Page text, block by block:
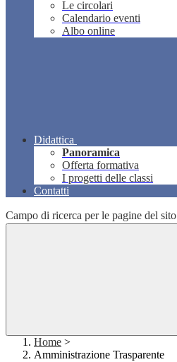
Le circolari
Calendario eventi
Albo online
Didattica
Panoramica
Offerta formativa
I progetti delle classi
Contatti
Campo di ricerca per le pagine del sito
Home >
Amministrazione Trasparente